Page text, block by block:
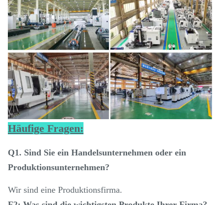
Häufige Fragen:
Q1. Sind Sie ein Handelsunternehmen oder ein
Produktionsunternehmen?
Wir sind eine Produktionsfirma.